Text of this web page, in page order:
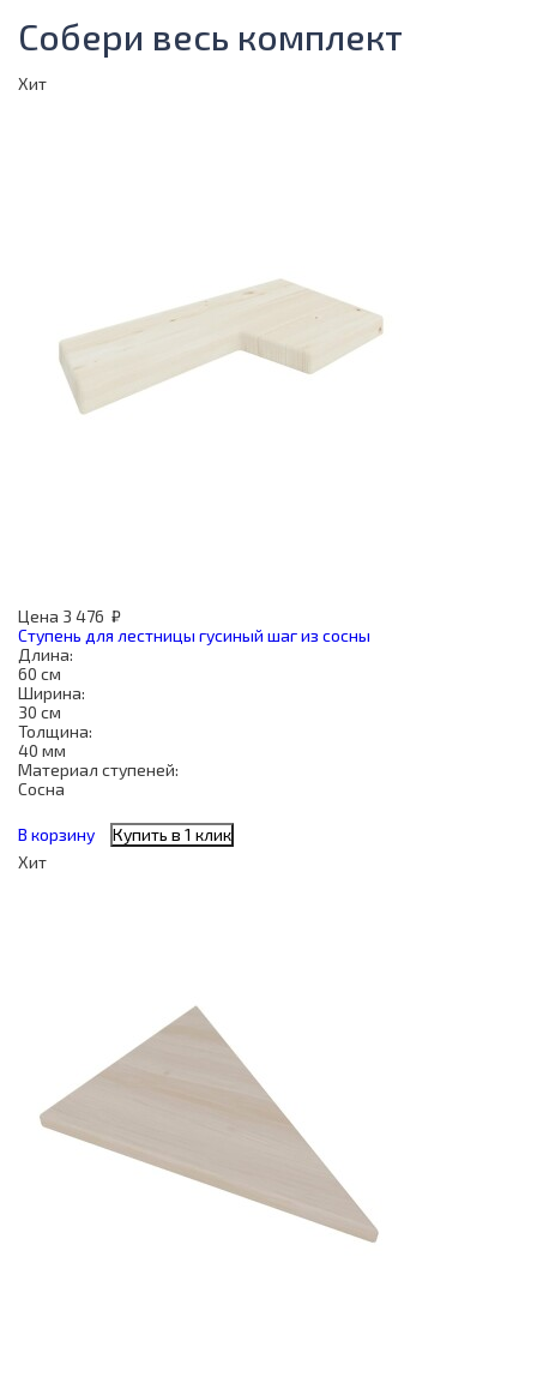
Собери весь комплект
Хит
Цена 3 476 ₽
Ступень для лестницы гусиный шаг из сосны
Длина:
60 см
Ширина:
30 см
Толщина:
40 мм
Материал ступеней:
Сосна
В корзину
Купить в 1 клик
Хит